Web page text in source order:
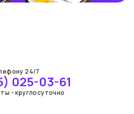
24/7
025-03-61
- круглосуточно